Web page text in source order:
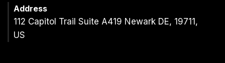
Address
112 Capitol Trail Suite A419 Newark DE, 19711,
US